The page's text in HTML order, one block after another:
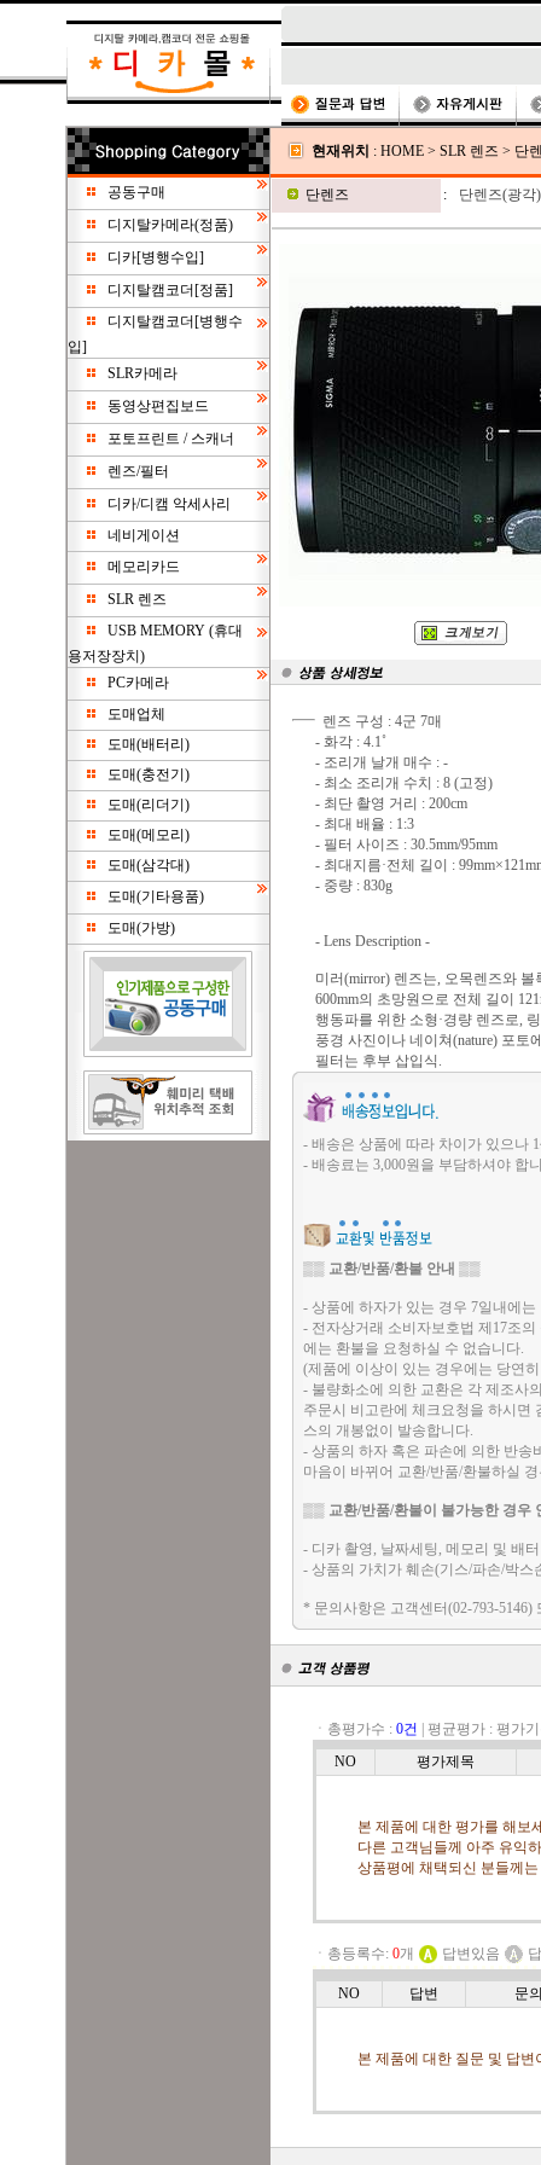
공동구매
디지탈카메라(정품)
디카[병행수입]
디지탈캠코더[정품]
디지탈캠코더[병행수
입]
SLR카메라
동영상편집보드
포토프린트 / 스캐너
렌즈/필터
디카/디캠 악세사리
네비게이션
메모리카드
SLR 렌즈
USB MEMORY (휴대
용저장장치)
PC카메라
도매업체
도매(배터리)
도매(충전기)
도매(리더기)
도매(메모리)
도매(삼각대)
도매(기타용품)
도매(가방)
현재위치 : HOME > SLR 렌즈 > 단
단렌즈 : 단렌즈(광각)
렌즈 구성 : 4군 7매
- 화각 : 4.1˚
- 조리개 날개 매수 : -
- 최소 조리개 수치 : 8 (고정)
- 최단 촬영 거리 : 200cm
- 최대 배율 : 1:3
- 필터 사이즈 : 30.5mm/95mm
- 최대지름·전체 길이 :
- 중량 : 830g
- Lens Description -
미러(mirror) 렌즈는, 오목렌즈와
600mm의 초망원으로 전체 길이
행동파를 위한 소형·경량 렌즈로,
풍경 사진이나 네이쳐(nature) 포토
필터는 후부 삽입식.
- 배송은 상품에 따라 차이가 있으나
- 배송료는 3,000원을 부담하셔야 합
▒▒ 교환/반품/환불 안내 ▒▒
- 상품에 하자가 있는 경우 7일내에
- 전자상거래 소비자보호법 제17조
에는 환불을 요청하실 수 없습니다.
(제품에 이상이 있는 경우에는 당연
- 불량화소에 의한 교환은 각 제조사
주문시 비고란에 체크요청을 하시면
스의 개봉없이 발송합니다.
- 상품의 하자 혹은 파손에 의한 반송
마음이 바뀌어 교환/반품/환불하실
▒▒ 교환/반품/환불이 불가능한 경우
- 디카 촬영, 날짜세팅, 메모리 및 배
- 상품의 가치가 훼손(기스/파손/박
* 문의사항은 고객센터(02-793-5146)
ㆍ총평가수 : 0건 평균평가 : 평가
NO
평가제목
본 제품에 대한 평가를 해보
다른 고객님들께 아주 유익
상품평에 채택되신 분들께
ㆍ총등록수: 0개 답변있음
NO 답변 문
본 제품에 대한 질문 및 답